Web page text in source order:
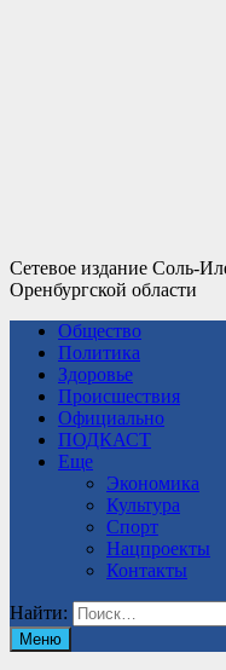
Сетевое издание Соль-
Оренбургской области
Общество
Политика
Здоровье
Происшествия
Официально
ПОДКАСТ
Еще
Экономика
Культура
Спорт
Нацпроекты
Контакты
Найти:
Меню